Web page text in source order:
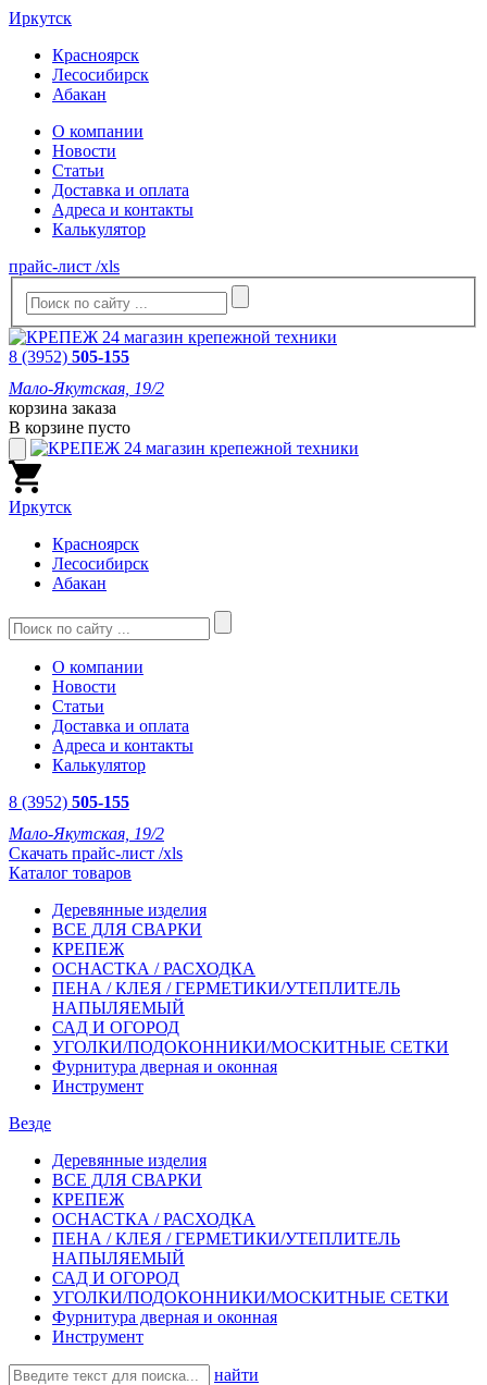
Иркутск
Красноярск
Лесосибирск
Абакан
О компании
Новости
Статьи
Доставка и оплата
Адреса и контакты
Калькулятор
прайс-лист /xls
8 (3952) 505-155
Мало-Якутская, 19/2
корзина заказа
В корзине пусто
Иркутск
Красноярск
Лесосибирск
Абакан
О компании
Новости
Статьи
Доставка и оплата
Адреса и контакты
Калькулятор
8 (3952) 505-155
Мало-Якутская, 19/2
Скачать прайс-лист /xls
Каталог товаров
Деревянные изделия
ВСЕ ДЛЯ СВАРКИ
КРЕПЕЖ
ОСНАСТКА / РАСХОДКА
ПЕНА / КЛЕЯ / ГЕРМЕТИКИ/УТЕПЛИТЕЛЬ
НАПЫЛЯЕМЫЙ
САД И ОГОРОД
УГОЛКИ/ПОДОКОННИКИ/МОСКИТНЫЕ СЕТКИ
Фурнитура дверная и оконная
Инструмент
Везде
Деревянные изделия
ВСЕ ДЛЯ СВАРКИ
КРЕПЕЖ
ОСНАСТКА / РАСХОДКА
ПЕНА / КЛЕЯ / ГЕРМЕТИКИ/УТЕПЛИТЕЛЬ
НАПЫЛЯЕМЫЙ
САД И ОГОРОД
УГОЛКИ/ПОДОКОННИКИ/МОСКИТНЫЕ СЕТКИ
Фурнитура дверная и оконная
Инструмент
найти